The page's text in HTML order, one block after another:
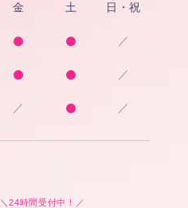
金 土 日・祝
／
／
／ ／
＼24時間受付中！／